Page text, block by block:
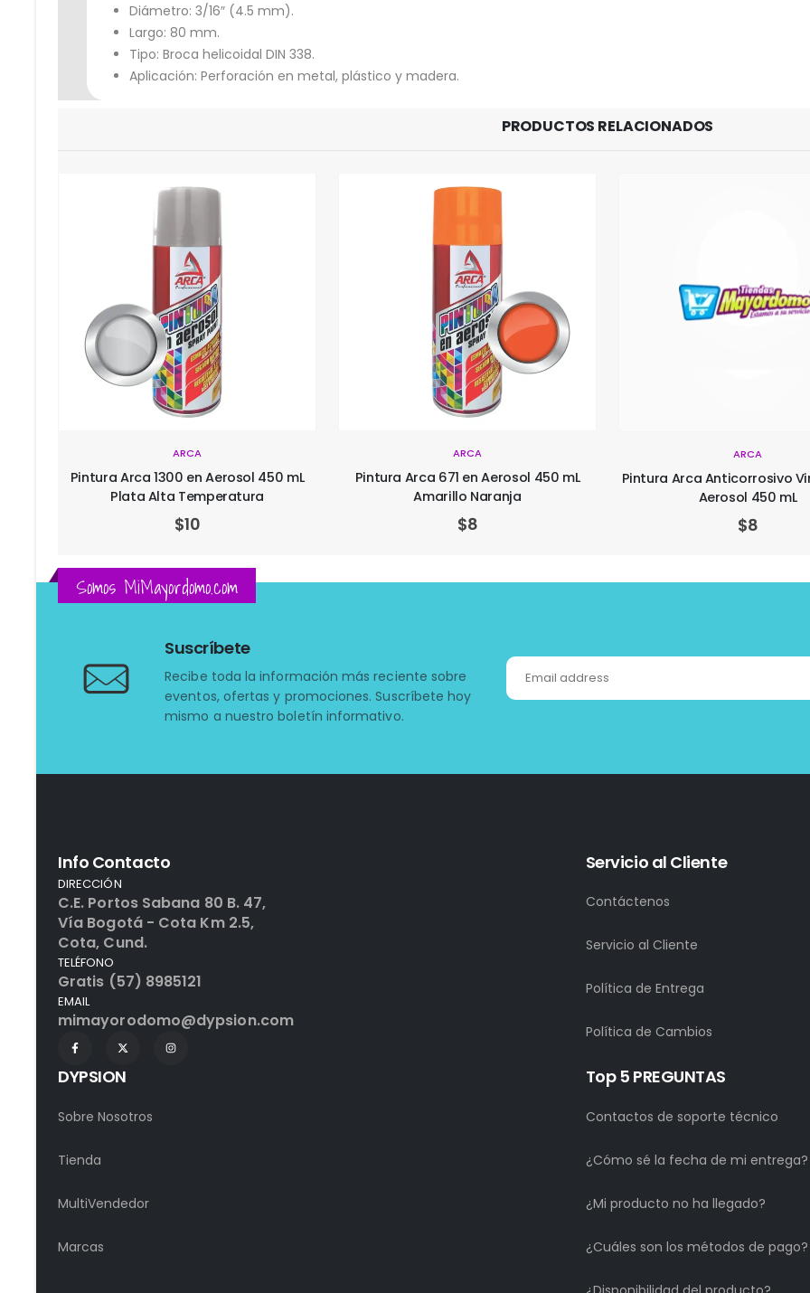
Diámetro: 3/16″ (4.5 mm).
Largo: 80 mm.
Tipo: Broca helicoidal DIN 338.
Aplicación: Perforación en metal, plástico y madera.
PRODUCTOS RELACIONADOS
ARCA
Pintura Arca 671 en Aerosol 450 mL
Amarillo Naranja
$8
ARCA
Pintura Arca Anticorrosivo Vinotinto En
Aerosol 450 mL
$8
ARCA
Pintura Arca 40 en Aerosol
Blanco
$8
Somos MiMayordomo.com
Suscríbete
Recibe toda la información más reciente sobre
eventos, ofertas y promociones. Suscríbete hoy
mismo a nuestro boletín informativo.
Info Contacto
DIRECCIÓN
C.E. Portos Sabana 80 B. 47,
Vía Bogotá - Cota Km 2.5,
Cota, Cund.
TELÉFONO
Gratis (57) 8985121
EMAIL
mimayorodomo@dypsion.com
Servicio al Cliente
Contáctenos
Servicio al Cliente
Política de Entrega
Política de Cambios
DYPSION
Sobre Nosotros
Tienda
MultiVendedor
Marcas
Top 5 PREGUNTAS
Contactos de soporte técnico
¿Cómo sé la fecha de mi entrega?
¿Mi producto no ha llegado?
¿Cuáles son los métodos de pago?